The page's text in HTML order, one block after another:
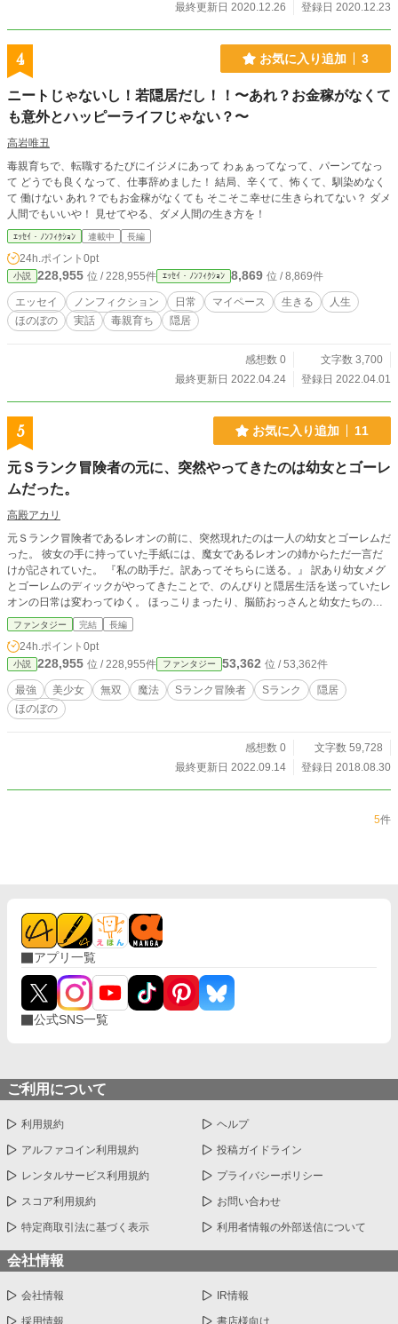
最終更新日 2020.12.26
登録日 2020.12.23
4 お気に入り追加 3
ニートじゃないし！若隠居だし！！〜あれ？お金稼がなくて
も意外とハッピーライフじゃない？〜
高岩唯丑
毒親育ちで、転職するたびにイジメにあって わぁぁってなって、パーンてなっ
て どうでも良くなって、仕事辞めました！ 結局、辛くて、怖くて、馴染めなく
て 働けない あれ？でもお金稼がなくても そこそこ幸せに生きられてない？ ダメ
人間でもいいや！ 見せてやる、ダメ人間の生き方を！
ｴｯｾｲ・ﾉﾝﾌｨｸｼｮﾝ 連載中 長編
24h.ポイント 0pt
小説 228,955 位 / 228,955件 ｴｯｾｲ・ﾉﾝﾌｨｸｼｮﾝ 8,869 位 / 8,869件
エッセイ ノンフィクション 日常 マイペース 生きる
人生
ほのぼの
実話 毒親育ち 隠居
感想数 0
文字数 3,700
最終更新日 2022.04.24
登録日 2022.04.01
5 お気に入り追加 11
元Ｓランク冒険者の元に、突然やってきたのは幼女とゴーレ
ムだった。
高殿アカリ
元Ｓランク冒険者であるレオンの前に、突然現れたのは一人の幼女とゴーレムだ
った。 彼女の手に持っていた手紙には、魔女であるレオンの姉からただ一言だ
けが記されていた。 『私の助手だ。訳あってそちらに送る。』 訳あり幼女メグ
とゴーレムのディックがやってきたことで、のんびりと隠居生活を送っていたレ
オンの日常は変わってゆく。 ほっこりまったり、脳筋おっさんと幼女たちの同
居生活がいざ開幕！ Twitter⇒@akari_takadono
ファンタジー 完結 長編
24h.ポイント 0pt
小説 228,955 位 / 228,955件 ファンタジー 53,362 位 / 53,362件
最強 美少女 無双 魔法 Sランク冒険者 Sランク
隠居
ほのぼの
感想数 0
文字数 59,728
最終更新日 2022.09.14
登録日 2018.08.30
5件
アプリ一覧
公式SNS一覧
ご利用について
利用規約 ヘルプ
アルファコイン利用規約 投稿ガイドライン
レンタルサービス利用規約 プライバシーポリシー
スコア利用規約 お問い合わせ
特定商取引法に基づく表示 利用者情報の外部送信について
会社情報
会社情報 IR情報
採用情報 書店様向け